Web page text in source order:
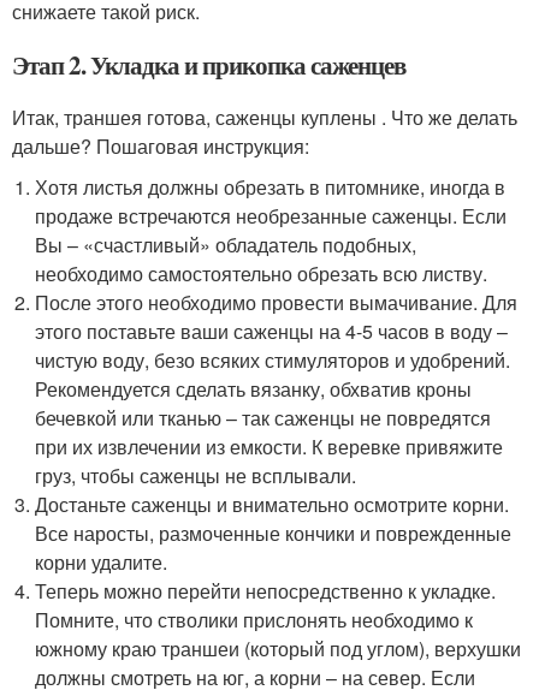
снижаете такой риск.
Этап 2. Укладка и прикопка саженцев
Итак, траншея готова, саженцы куплены . Что же делать
дальше? Пошаговая инструкция:
Хотя листья должны обрезать в питомнике, иногда в
продаже встречаются необрезанные саженцы. Если
Вы – «счастливый» обладатель подобных,
необходимо самостоятельно обрезать всю листву.
После этого необходимо провести вымачивание. Для
этого поставьте ваши саженцы на 4-5 часов в воду –
чистую воду, безо всяких стимуляторов и удобрений.
Рекомендуется сделать вязанку, обхватив кроны
бечевкой или тканью – так саженцы не повредятся
при их извлечении из емкости. К веревке привяжите
груз, чтобы саженцы не всплывали.
Достаньте саженцы и внимательно осмотрите корни.
Все наросты, размоченные кончики и поврежденные
корни удалите.
Теперь можно перейти непосредственно к укладке.
Помните, что стволики прислонять необходимо к
южному краю траншеи (который под углом), верхушки
должны смотреть на юг, а корни – на север. Если